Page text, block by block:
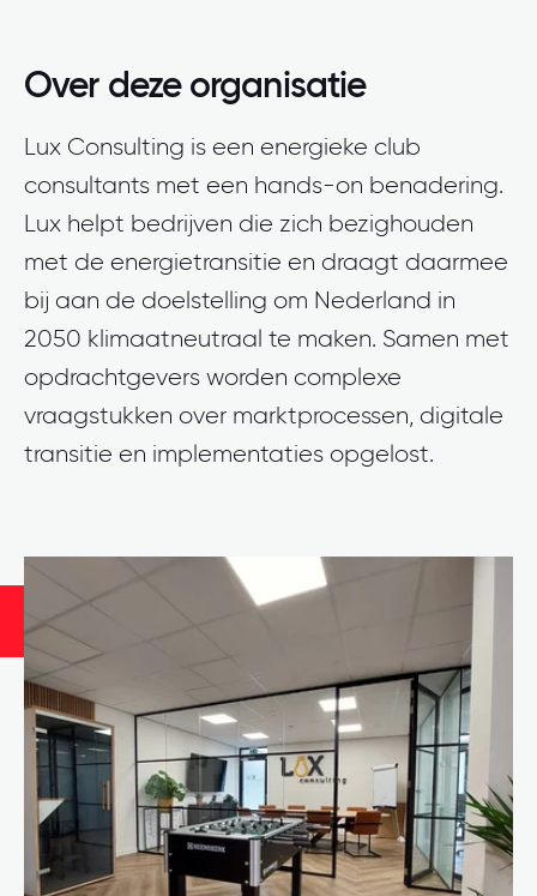
Over deze organisatie
Lux Consulting is een energieke club
consultants met een hands-on benadering.
Lux helpt bedrijven die zich bezighouden
met de energietransitie en draagt daarmee
bij aan de doelstelling om Nederland in
2050 klimaatneutraal te maken. Samen met
opdrachtgevers worden complexe
vraagstukken over marktprocessen, digitale
transitie en implementaties opgelost.